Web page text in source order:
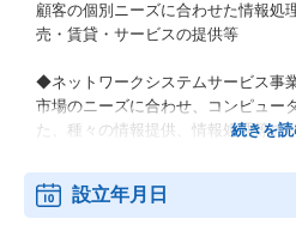
顧客の個別ニーズに合わせた情報処
売・賃貸・サービスの提供等
◆ネットワークシステムサービス事
市場のニーズに合わせ、コンピュー
た、種々の情報提供、情報処理等の
◆その他の事業：
顧客の経営上の問題点に係わる調査
設立年月日